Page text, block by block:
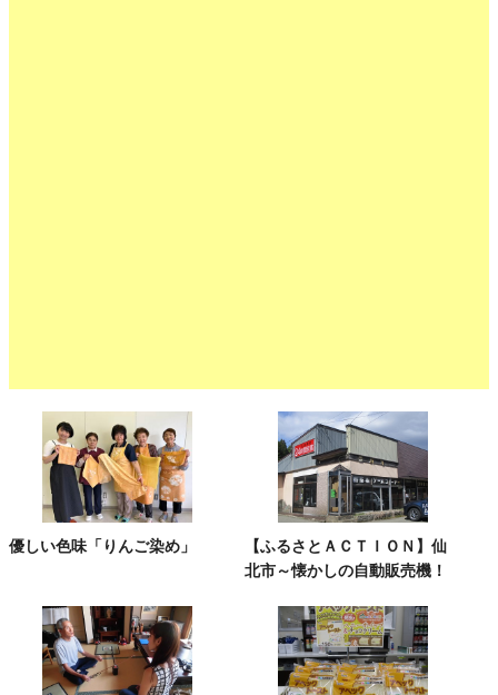
優しい色味「りんご染め」
【ふるさとＡＣＴＩＯＮ】仙
北市～懐かしの自動販売機！